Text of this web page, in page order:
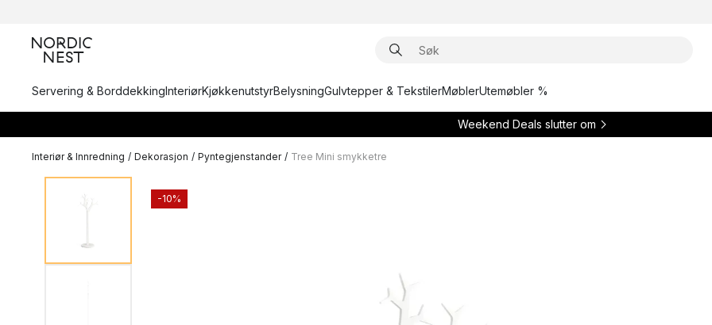
Servering & BorddekkingInteriørKjøkkenutstyrBelysningGulvtepper & TekstilerMøblerUtemøbler %
Weekend Deals slutter om
Interiør & Innredning / Dekorasjon / Pyntegjenstander / Tree Mini smykketre
-10%